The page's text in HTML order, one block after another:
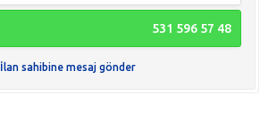
531 596 57 48
İlan sahibine mesaj gönder